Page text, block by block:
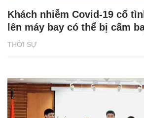
THỜI SỰ
Khách nhiễm Covid-19 cố
lên máy bay có thể bị cấm